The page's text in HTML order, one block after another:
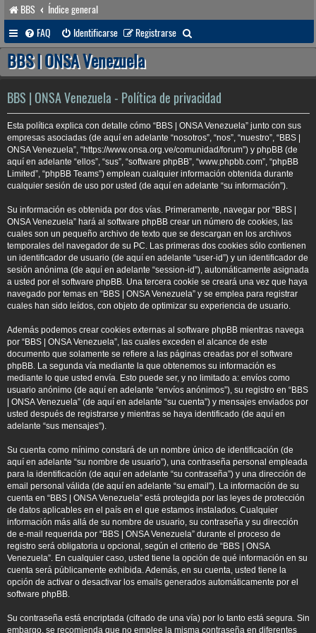
BBS
Índice general
FAQ
Identificarse Registrarse
u
a
r
BBS | ONSA Venezuela
BBS | ONSA Venezuela - Política de privacidad
Esta política explica con detalle cómo “BBS | ONSA Venezuela” junto con sus
empresas asociadas (de aquí en adelante “nosotros”, “nos”, “nuestro”, “BBS |
ONSA Venezuela”, “https://www.onsa.org.ve/comunidad/forum”) y phpBB (de
aquí en adelante “ellos”, “sus”, “software phpBB”, “www.phpbb.com”, “phpBB
Limited”, “phpBB Teams”) emplean cualquier información obtenida durante
cualquier sesión de uso por usted (de aquí en adelante “su información”).
Su información es obtenida por dos vías. Primeramente, navegar por “BBS |
ONSA Venezuela” hará al software phpBB crear un número de cookies, las
cuales son un pequeño archivo de texto que se descargan en los archivos
temporales del navegador de su PC. Las primeras dos cookies sólo contienen
un identificador de usuario (de aquí en adelante “user-id”) y un identificador de
sesión anónima (de aquí en adelante “session-id”), automáticamente asignada
a usted por el software phpBB. Una tercera cookie se creará una vez que haya
navegado por temas en “BBS | ONSA Venezuela” y se emplea para registrar
cuales han sido leídos, con objeto de optimizar su experiencia de usuario.
Además podemos crear cookies externas al software phpBB mientras navega
por “BBS | ONSA Venezuela”, las cuales exceden el alcance de este
documento que solamente se refiere a las páginas creadas por el software
phpBB. La segunda vía mediante la que obtenemos su información es
mediante lo que usted envía. Esto puede ser, y no limitado a: envíos como
usuario anónimo (de aquí en adelante “envíos anónimos”), su registro en “BBS
| ONSA Venezuela” (de aquí en adelante “su cuenta”) y mensajes enviados por
usted después de registrarse y mientras se haya identificado (de aquí en
adelante “sus mensajes”).
Su cuenta como mínimo constará de un nombre único de identificación (de
aquí en adelante “su nombre de usuario”), una contraseña personal empleada
para la identificación (de aquí en adelante “su contraseña”) y una dirección de
email personal válida (de aquí en adelante “su email”). La información de su
cuenta en “BBS | ONSA Venezuela” está protegida por las leyes de protección
de datos aplicables en el país en el que estamos instalados. Cualquier
información más allá de su nombre de usuario, su contraseña y su dirección
de e-mail requerida por “BBS | ONSA Venezuela” durante el proceso de
registro será obligatoria u opcional, según el criterio de “BBS | ONSA
Venezuela”. En cualquier caso, usted tiene la opción de qué información en su
cuenta será públicamente exhibida. Además, en su cuenta, usted tiene la
opción de activar o desactivar los emails generados automáticamente por el
software phpBB.
Su contraseña está encriptada (cifrado de una vía) por lo tanto está segura. Sin
embargo, se recomienda que no emplee la misma contraseña en diferentes